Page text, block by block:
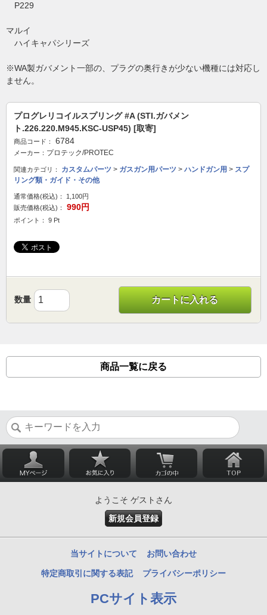
P229
マルイ
ハイキャパシリーズ
※WA製ガバメント一部の、プラグの奥行きが少ない機種には対応し
ません。
プログレリコイルスプリング #A (STI.ガバメン
ト.226.220.M945.KSC-USP45) [取寄]
商品コード： 6784
メーカー： プロテック/PROTEC
関連カテゴリ： カスタムパーツ > ガスガン用パーツ > ハンドガン用 > スプ
リング類・ガイド・その他
通常価格(税込)：
1,100円
販売価格(税込)：
990円
ポイント： 9 Pt
数量 カートに入れる
商品一覧に戻る
ようこそ ゲストさん
新規会員登録
当サイトについて お問い合わせ
特定商取引に関する表記 プライバシーポリシー
PCサイト表示